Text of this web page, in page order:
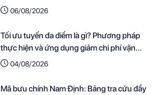
khu vực
06/08/2026
Tối ưu tuyến đa điểm là gì? Phương pháp
thực hiện và ứng dụng giảm chi phí vận
chuyển cho doanh nghiệp
04/08/2026
Mã bưu chính Nam Định: Bảng tra cứu đầy